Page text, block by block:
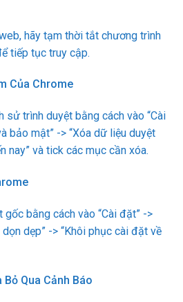
hãy tạm thời tắt chương trình
tiếp tục truy cập.
Của Chrome
sử trình duyệt bằng cách vào “Cài
bảo mật” -> “Xóa dữ liệu duyệt
nay” và tick các mục cần xóa.
bằng cách vào “Cài đặt” ->
dẹp” -> “Khôi phục cài đặt về
Qua Cảnh Báo